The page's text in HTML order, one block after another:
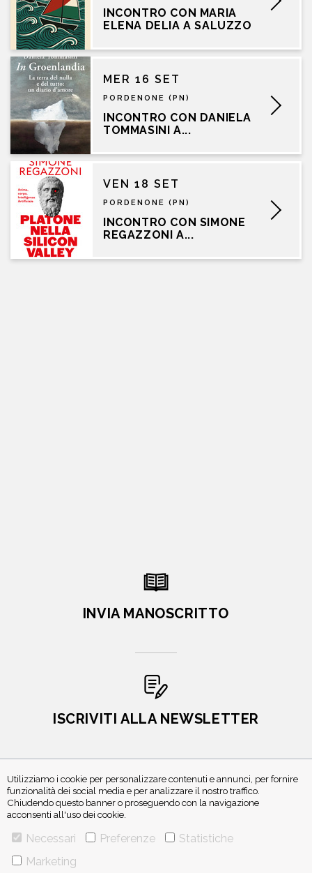
INCONTRO CON MARIA
ELENA DELIA A SALUZZO
MER 16 SET
PORDENONE (PN)
INCONTRO CON DANIELA
TOMMASINI A...
VEN 18 SET
PORDENONE (PN)
INCONTRO CON SIMONE
REGAZZONI A...
Utilizziamo i cookie per personalizzare contenuti e annunci, per fornire
funzionalità dei social media e per analizzare il nostro traffico.
Chiudendo questo banner o proseguendo con la navigazione
acconsenti all'uso dei cookie.
Necessari Preferenze
Statistiche
Marketing
INVIA MANOSCRITTO
ISCRIVITI ALLA NEWSLETTER